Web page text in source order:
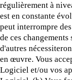
régulièrement à
est en constante
peut interrompre
de ces
d'autres
en œuvre. Vous
Logiciel et/ou vos